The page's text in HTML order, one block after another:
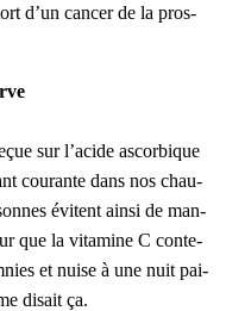
d’un can­cer de la pros­
sur l’acide ascor­bique
cou­rante dans nos chau­
évitent ain­si de man­
que la vita­mine C conte­
et nuise à une nuit pai­
disait ça.